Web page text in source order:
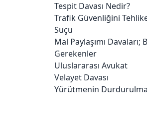
Tespit Davası Nedir?
Trafik Güvenliğini
Suçu
Mal Paylaşımı Davaları;
Gerekenler
Uluslararası Avukat
Velayet Davası
Yürütmenin